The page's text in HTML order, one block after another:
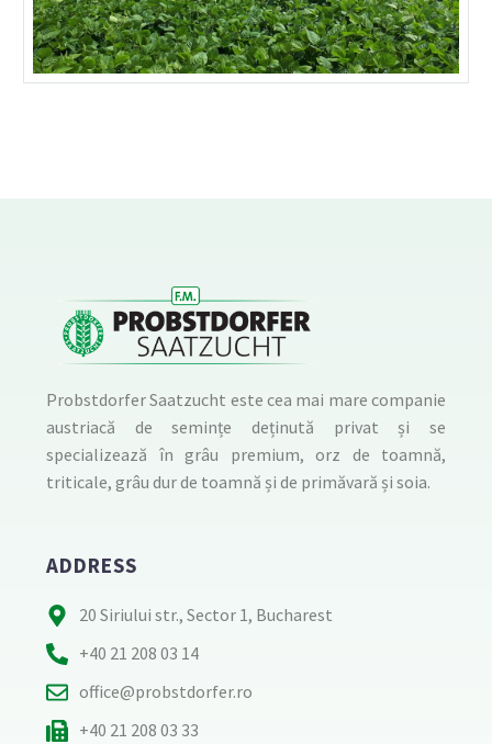
Probstdorfer Saatzucht este cea mai mare companie
austriacă de semințe deținută privat și se
specializează în grâu premium, orz de toamnă,
triticale, grâu dur de toamnă și de primăvară și soia.
ADDRESS
20 Siriului str., Sector 1, Bucharest
+40 21 208 03 14
office@probstdorfer.ro
+40 21 208 03 33